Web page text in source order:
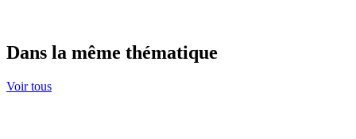
Dans la même thématique
Voir tous